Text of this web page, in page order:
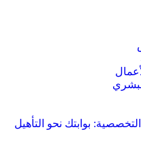
التخصصية: بوابتك نحو التأهيل